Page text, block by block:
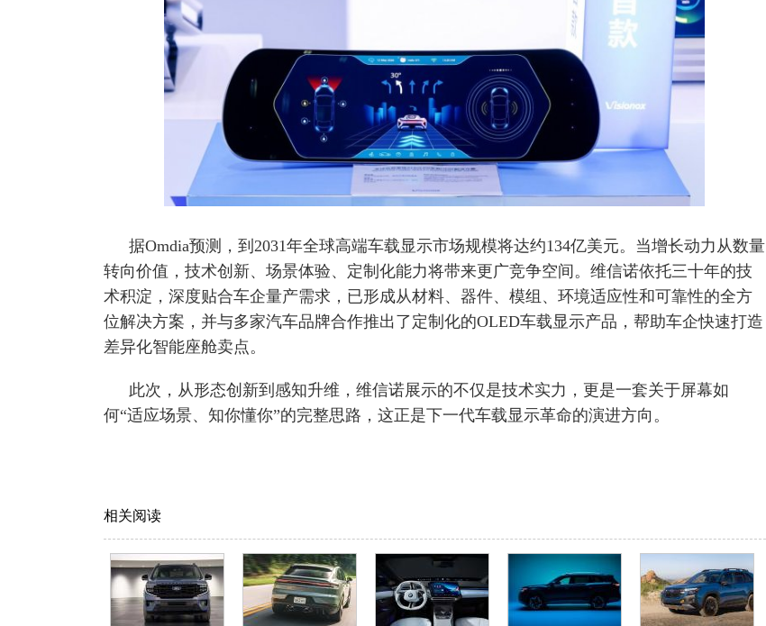
据Omdia预测，到2031年全球高端车载显示市场规模将达约134亿美元。当增长动力从数量
转向价值，技术创新、场景体验、定制化能力将带来更广竞争空间。维信诺依托三十年的技
术积淀，深度贴合车企量产需求，已形成从材料、器件、模组、环境适应性和可靠性的全方
位解决方案，并与多家汽车品牌合作推出了定制化的OLED车载显示产品，帮助车企快速打造
差异化智能座舱卖点。
此次，从形态创新到感知升维，维信诺展示的不仅是技术实力，更是一套关于屏幕如
何“适应场景、知你懂你”的完整思路，这正是下一代车载显示革命的演进方向。
相关阅读